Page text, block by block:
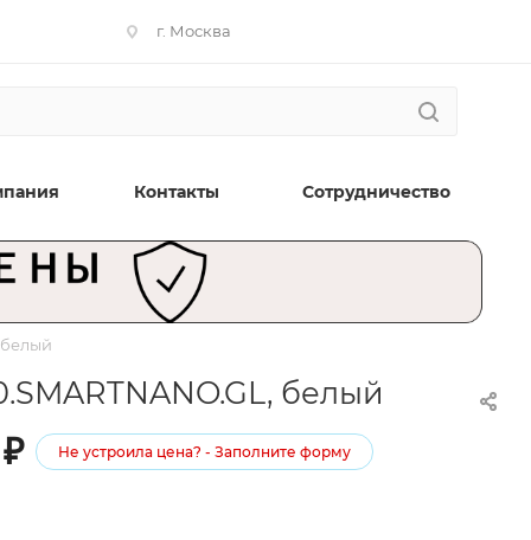
г. Москва
Контакты Сотрудничество
белый
белый
₽ Не устроила цена? - Заполните форму